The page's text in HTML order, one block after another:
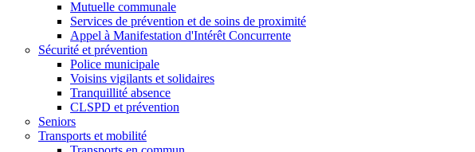
Mutuelle communale
Services de prévention et de soins de proximité
Appel à Manifestation d'Intérêt Concurrente
Sécurité et prévention
Police municipale
Voisins vigilants et solidaires
Tranquillité absence
CLSPD et prévention
Seniors
Transports et mobilité